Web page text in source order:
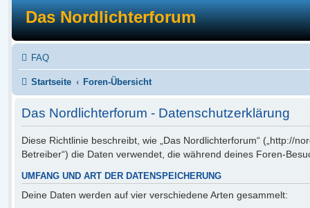
Das Nordlichterforum
FAQ
Startseite Foren-Übersicht
Das Nordlichterforum - Datenschutzerklärung
Diese Richtlinie beschreibt, wie „Das Nordlichterforum“ („http://
Betreiber“) die Daten verwendet, die während deines Foren-
UMFANG UND ART DER DATENSPEICHERUNG
Deine Daten werden auf vier verschiedene Arten gesammelt: